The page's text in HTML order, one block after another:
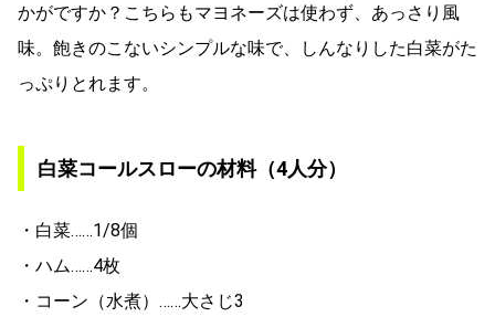
かがですか？こちらもマヨネーズは使わず、あっさり風
味。飽きのこないシンプルな味で、しんなりした白菜がた
っぷりとれます。
白菜コールスローの材料（4人分）
・白菜……1/8個
・ハム……4枚
・コーン（水煮）……大さじ3